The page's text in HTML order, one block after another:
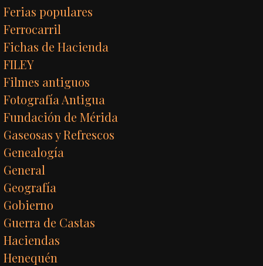
Ferias populares
Ferrocarril
Fichas de Hacienda
FILEY
Filmes antiguos
Fotografía Antigua
Fundación de Mérida
Gaseosas y Refrescos
Genealogía
General
Geografía
Gobierno
Guerra de Castas
Haciendas
Henequén